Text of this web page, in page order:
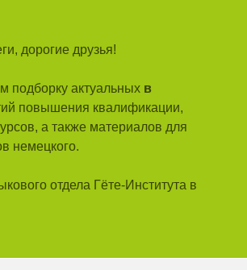
дорогие друзья!
подборку актуальных в
повышения квалификации,
а также материалов для
немецкого.
отдела Гёте-Института в